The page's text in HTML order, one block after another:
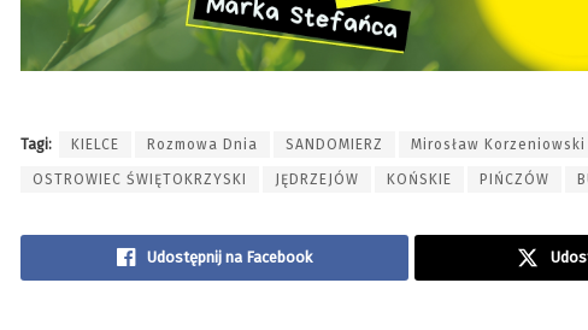
Tagi: KIELCE Rozmowa Dnia SANDOMIERZ Mirosław Korzeniowski
OSTROWIEC ŚWIĘTOKRZYSKI JĘDRZEJÓW KOŃSKIE PIŃCZÓW
Udostępnij na Facebook